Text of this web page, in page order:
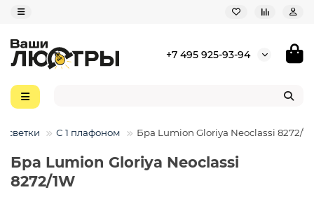
+7 495 925-93-94
С 1 плафоном Бра Lumion Gloriya Neoclassi 8272/
Бра Lumion Gloriya Neoclassi
8272/1W